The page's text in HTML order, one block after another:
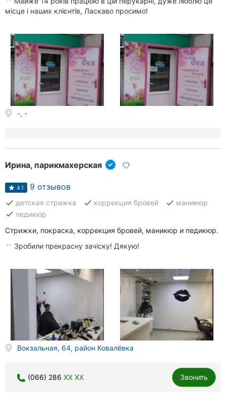
місце і наших клієнтів, Ласкаво просимо!
-, -
Ирина, парикмахерская
4.1 9 отзывов
done детская стрижка done коррекция бровей done маникюр
done педикюр
Стрижки, покраска, коррекция бровей, маникюр и педикюр.
Зробили прекрасну зачіску! Дякую!
Вокзальная, 64, район Ковалёвка
(066) 286 XX XX Звонить